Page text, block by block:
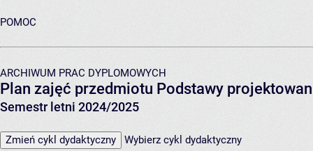
POMOC
ARCHIWUM PRAC DYPLOMOWYCH
Plan zajęć przedmiotu Podstawy
Semestr letni 2024/2025
Zmień cykl dydaktyczny Wybierz cykl dydaktyczny